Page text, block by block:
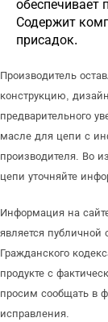
обеспечивает
Содержит
присадок.
Производитель
конструкцию,
предварительного
масле для цепи с
производителя. Во
цепи уточняйте
Информация на
является
Гражданского
продукте с
просим сообщать в
исправления.